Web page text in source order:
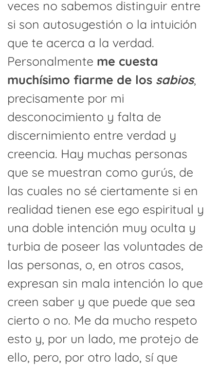
veces no sabemos distinguir entre
si son autosugestión o la intuición
que te acerca a la verdad.
Personalmente me cuesta
muchísimo fiarme de los sabios,
precisamente por mi
desconocimiento y falta de
discernimiento entre verdad y
creencia. Hay muchas personas
que se muestran como gurús, de
las cuales no sé ciertamente si en
realidad tienen ese ego espiritual y
una doble intención muy oculta y
turbia de poseer las voluntades de
las personas, o, en otros casos,
expresan sin mala intención lo que
creen saber y que puede que sea
cierto o no. Me da mucho respeto
esto y, por un lado, me protejo de
ello, pero, por otro lado, sí que